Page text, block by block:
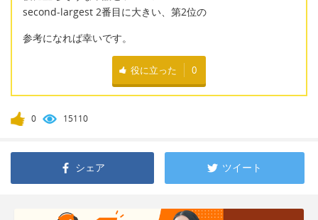
second-largest 2番目に大きい、第2位の
参考になれば幸いです。
役に立った 0
0 15110
シェア ツイート